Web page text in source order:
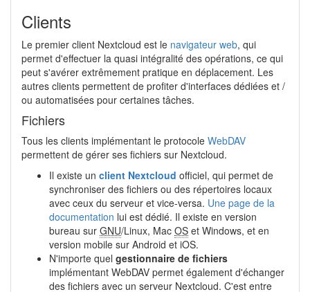
Clients
Le premier client Nextcloud est le navigateur web, qui
permet d'effectuer la quasi intégralité des opérations, ce qui
peut s'avérer extrêmement pratique en déplacement. Les
autres clients permettent de profiter d'interfaces dédiées et /
ou automatisées pour certaines tâches.
Fichiers
Tous les clients implémentant le protocole WebDAV
permettent de gérer ses fichiers sur Nextcloud.
Il existe un client Nextcloud officiel, qui permet de
synchroniser des fichiers ou des répertoires locaux
avec ceux du serveur et vice-versa. Une page de la
documentation lui est dédié. Il existe en version
bureau sur GNU/Linux, Mac OS et Windows, et en
version mobile sur Android et iOS.
N'importe quel gestionnaire de fichiers
implémentant WebDAV permet également d'échanger
des fichiers avec un serveur Nextcloud. C'est entre